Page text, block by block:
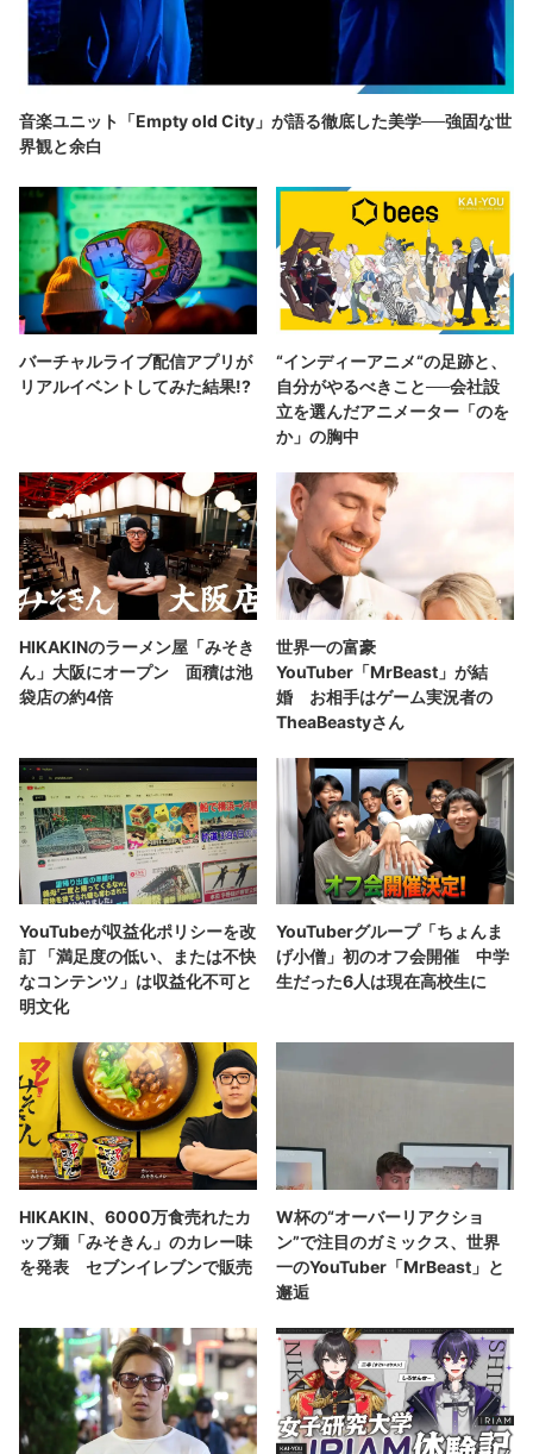
音楽ユニット「Empty old City」が語る徹底した美学──強固な世
界観と余白
バーチャルライブ配信アプリが
リアルイベントしてみた結果!?
“インディーアニメ“の足跡と、
自分がやるべきこと──会社設
立を選んだアニメーター「のを
か」の胸中
HIKAKINのラーメン屋「みそき
ん」大阪にオープン 面積は池
袋店の約4倍
世界一の富豪
YouTuber「MrBeast」が結
婚 お相手はゲーム実況者の
TheaBeastyさん
YouTubeが収益化ポリシーを改
訂 「満足度の低い、または不快
なコンテンツ」は収益化不可と
明文化
YouTuberグループ「ちょんま
げ小僧」初のオフ会開催 中学
生だった6人は現在高校生に
HIKAKIN、6000万食売れたカ
ップ麺「みそきん」のカレー味
を発表 セブンイレブンで販売
W杯の“オーバーリアクショ
ン”で注目のガミックス、世界
一のYouTuber「MrBeast」と
邂逅